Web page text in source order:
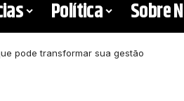
Política Sobre
pode transformar sua gestão